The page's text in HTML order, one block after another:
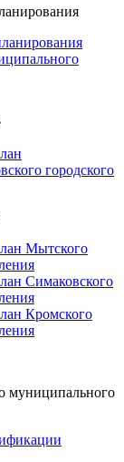
городского
Мытского
Симаковского
Кромского
муниципального